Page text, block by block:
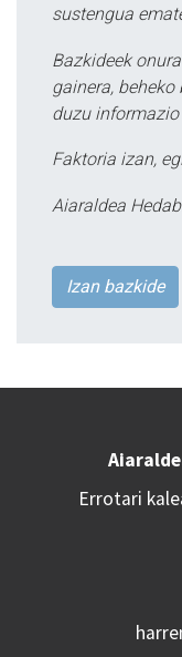
sustengua
Bazkideek
gainera,
duzu
Faktoria izan,
Aiaraldea
Izan bazkide
Errotari